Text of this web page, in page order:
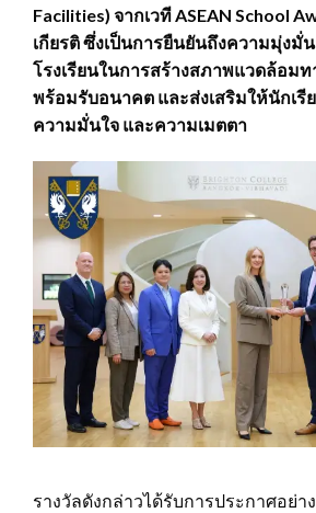
Facilities) จากเวที ASEAN School
เกียรติ ซึ่งเป็นการยืนยันถึงความมุ่งมั่
โรงเรียนในการสร้างสภาพแวดล้อม
พร้อมรับอนาคต และส่งเสริมให้นักเรี
ความมั่นใจ และความเมตตา
รางวัลดังกล่าวได้รับการประกาศอย่า